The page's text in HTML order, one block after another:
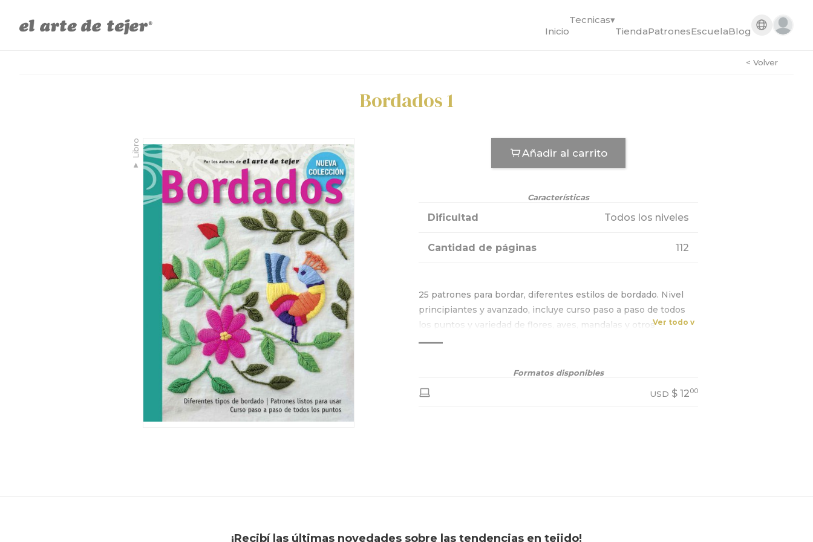
Inicio
Tecnicas▾
TiendaPatronesEscuelaBlog
< Volver
Bordados 1
▼
Libro Añadir al carrito
Características
Dificultad Todos los niveles
Cantidad de páginas 112
25 patrones para bordar, diferentes estilos de bordado. Nivel
principiantes y avanzado, incluye curso paso a paso de todos
los puntos y variedad de flores, aves, mandalas y otros
animales.
Ver todo v
Formatos disponibles
USD $ 1200
¡Recibí las últimas novedades sobre las tendencias en tejido!